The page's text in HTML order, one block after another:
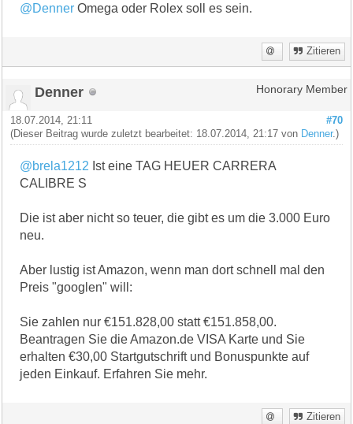
@Denner Omega oder Rolex soll es sein.
Zitieren
Denner Honorary Member
#70
18.07.2014, 21:11
(Dieser Beitrag wurde zuletzt bearbeitet: 18.07.2014, 21:17 von Denner.)
@brela1212 Ist eine TAG HEUER CARRERA
CALIBRE S
Die ist aber nicht so teuer, die gibt es um die 3.000 Euro
neu.
Aber lustig ist Amazon, wenn man dort schnell mal den
Preis "googlen" will:
Sie zahlen nur €151.828,00 statt €151.858,00.
Beantragen Sie die Amazon.de VISA Karte und Sie
erhalten €30,00 Startgutschrift und Bonuspunkte auf
jeden Einkauf. Erfahren Sie mehr.
Zitieren